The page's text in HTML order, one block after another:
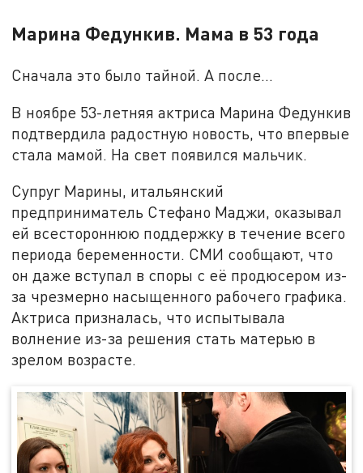
Марина Федункив. Мама в 53 года
Сначала это было тайной. А после...
В ноябре 53-летняя актриса Марина Федункив
подтвердила радостную новость, что впервые
стала мамой. На свет появился мальчик.
Супруг Марины, итальянский
предприниматель Стефано Маджи, оказывал
ей всестороннюю поддержку в течение всего
периода беременности. СМИ сообщают, что
он даже вступал в споры с её продюсером из-
за чрезмерно насыщенного рабочего графика.
Актриса призналась, что испытывала
волнение из-за решения стать матерью в
зрелом возрасте.